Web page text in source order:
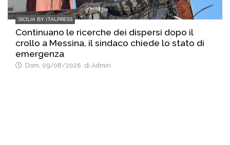
SICILIA BY ITALPRESS
Continuano le ricerche dei dispersi dopo il
crollo a Messina, il sindaco chiede lo stato di
emergenza
Dom, 09/08/2026 di Admin